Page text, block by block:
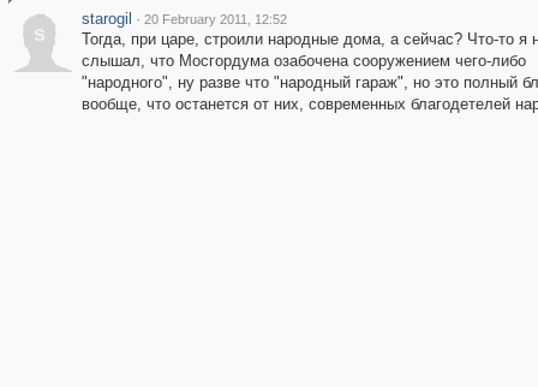
s
starogil · 20 February 2011, 12:52
Тогда, при царе, строили народные дома, а сейчас? Что-то я
слышал, что Мосгордума озабочена сооружением чего-либо
"народного", ну разве что "народный гараж", но это полный
вообще, что останется от них, современных благодетелей